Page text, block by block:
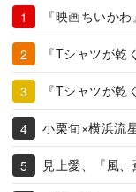
『映画ちいか
『Tシャツが
『Tシャツが
小栗旬×横浜流
見上愛、『風